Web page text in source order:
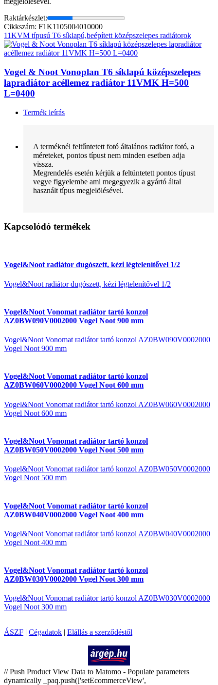
Raktárkészlet:
Cikkszám: F1K1105004010000
11KVM típusú T6 síklapú,beépített középszelepes radiátorok
Vogel & Noot Vonoplan T6 síklapú középszelepes
lapradiátor acéllemez radiátor 11VMK H=500
L=0400
Termék leírás
A terméknél feltűntetett fotó általános radiátor fotó, a
méreteket, pontos típust nem minden esetben adja
vissza.
Megrendelés esetén kérjük a feltüntetett pontos típust
vegye figyelembe ami megegyezik a gyártó által
használt típus megjelölésével.
Kapcsolódó termékek
Vogel&Noot radiátor dugószett, kézi légtelenítővel 1/2
Vogel&Noot radiátor dugószett, kézi légtelenítővel 1/2
Vogel&Noot Vonomat radiátor tartó konzol
AZ0BW090V0002000 Vogel Noot 900 mm
Vogel&Noot Vonomat radiátor tartó konzol AZ0BW090V0002000
Vogel Noot 900 mm
Vogel&Noot Vonomat radiátor tartó konzol
AZ0BW060V0002000 Vogel Noot 600 mm
Vogel&Noot Vonomat radiátor tartó konzol AZ0BW060V0002000
Vogel Noot 600 mm
Vogel&Noot Vonomat radiátor tartó konzol
AZ0BW050V0002000 Vogel Noot 500 mm
Vogel&Noot Vonomat radiátor tartó konzol AZ0BW050V0002000
Vogel Noot 500 mm
Vogel&Noot Vonomat radiátor tartó konzol
AZ0BW040V0002000 Vogel Noot 400 mm
Vogel&Noot Vonomat radiátor tartó konzol AZ0BW040V0002000
Vogel Noot 400 mm
Vogel&Noot Vonomat radiátor tartó konzol
AZ0BW030V0002000 Vogel Noot 300 mm
Vogel&Noot Vonomat radiátor tartó konzol AZ0BW030V0002000
Vogel Noot 300 mm
ÁSZF | Cégadatok | Elállás a szerződéstől
// Push Product View Data to Matomo - Populate parameters
dynamically _paq.push(['setEcommerceView',